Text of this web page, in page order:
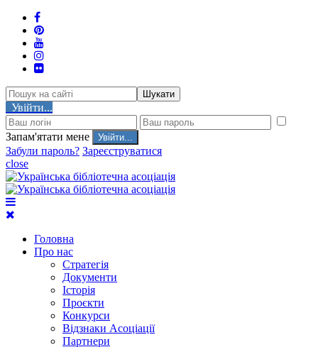
Шукати
Увійти...
Запам'ятати мене
Забули пароль? Зареєструватися
close
Головна
Про нас
Стратегія
Документи
Історія
Проєкти
Конкурси
Відзнаки Асоціації
Партнери